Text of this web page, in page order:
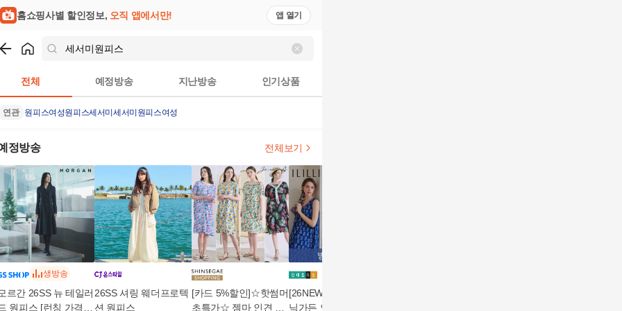
홈쇼핑사별 할인정보, 오직 앱에서만! 앱 열기
전체 예정방송 지난방송 인기상품
연관 원피스여성원피스세서미세서미원피스여성
정방송 전체보기
생방송
르간 26SS 뉴 테일러
원피스 [런칭 가격 1
26SS 셔링 웨더프로텍
션 원피스
[카드 5%할인]☆핫썸머
초특가☆ 젬마 인견 원
방송에서만
[26NEW]아이릴리 보타
닉가든 인견100 민소매